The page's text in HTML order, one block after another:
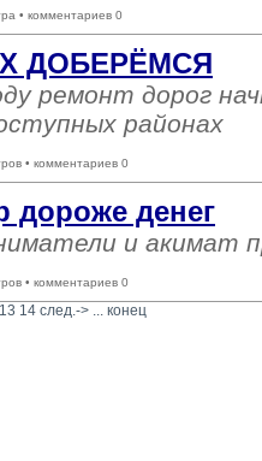
• комментариев 0
ДОБЕРЁМСЯ
ремонт дорог
районах
• комментариев 0
дороже денег
и акимат
• комментариев 0
13 14 след.-> ... конец